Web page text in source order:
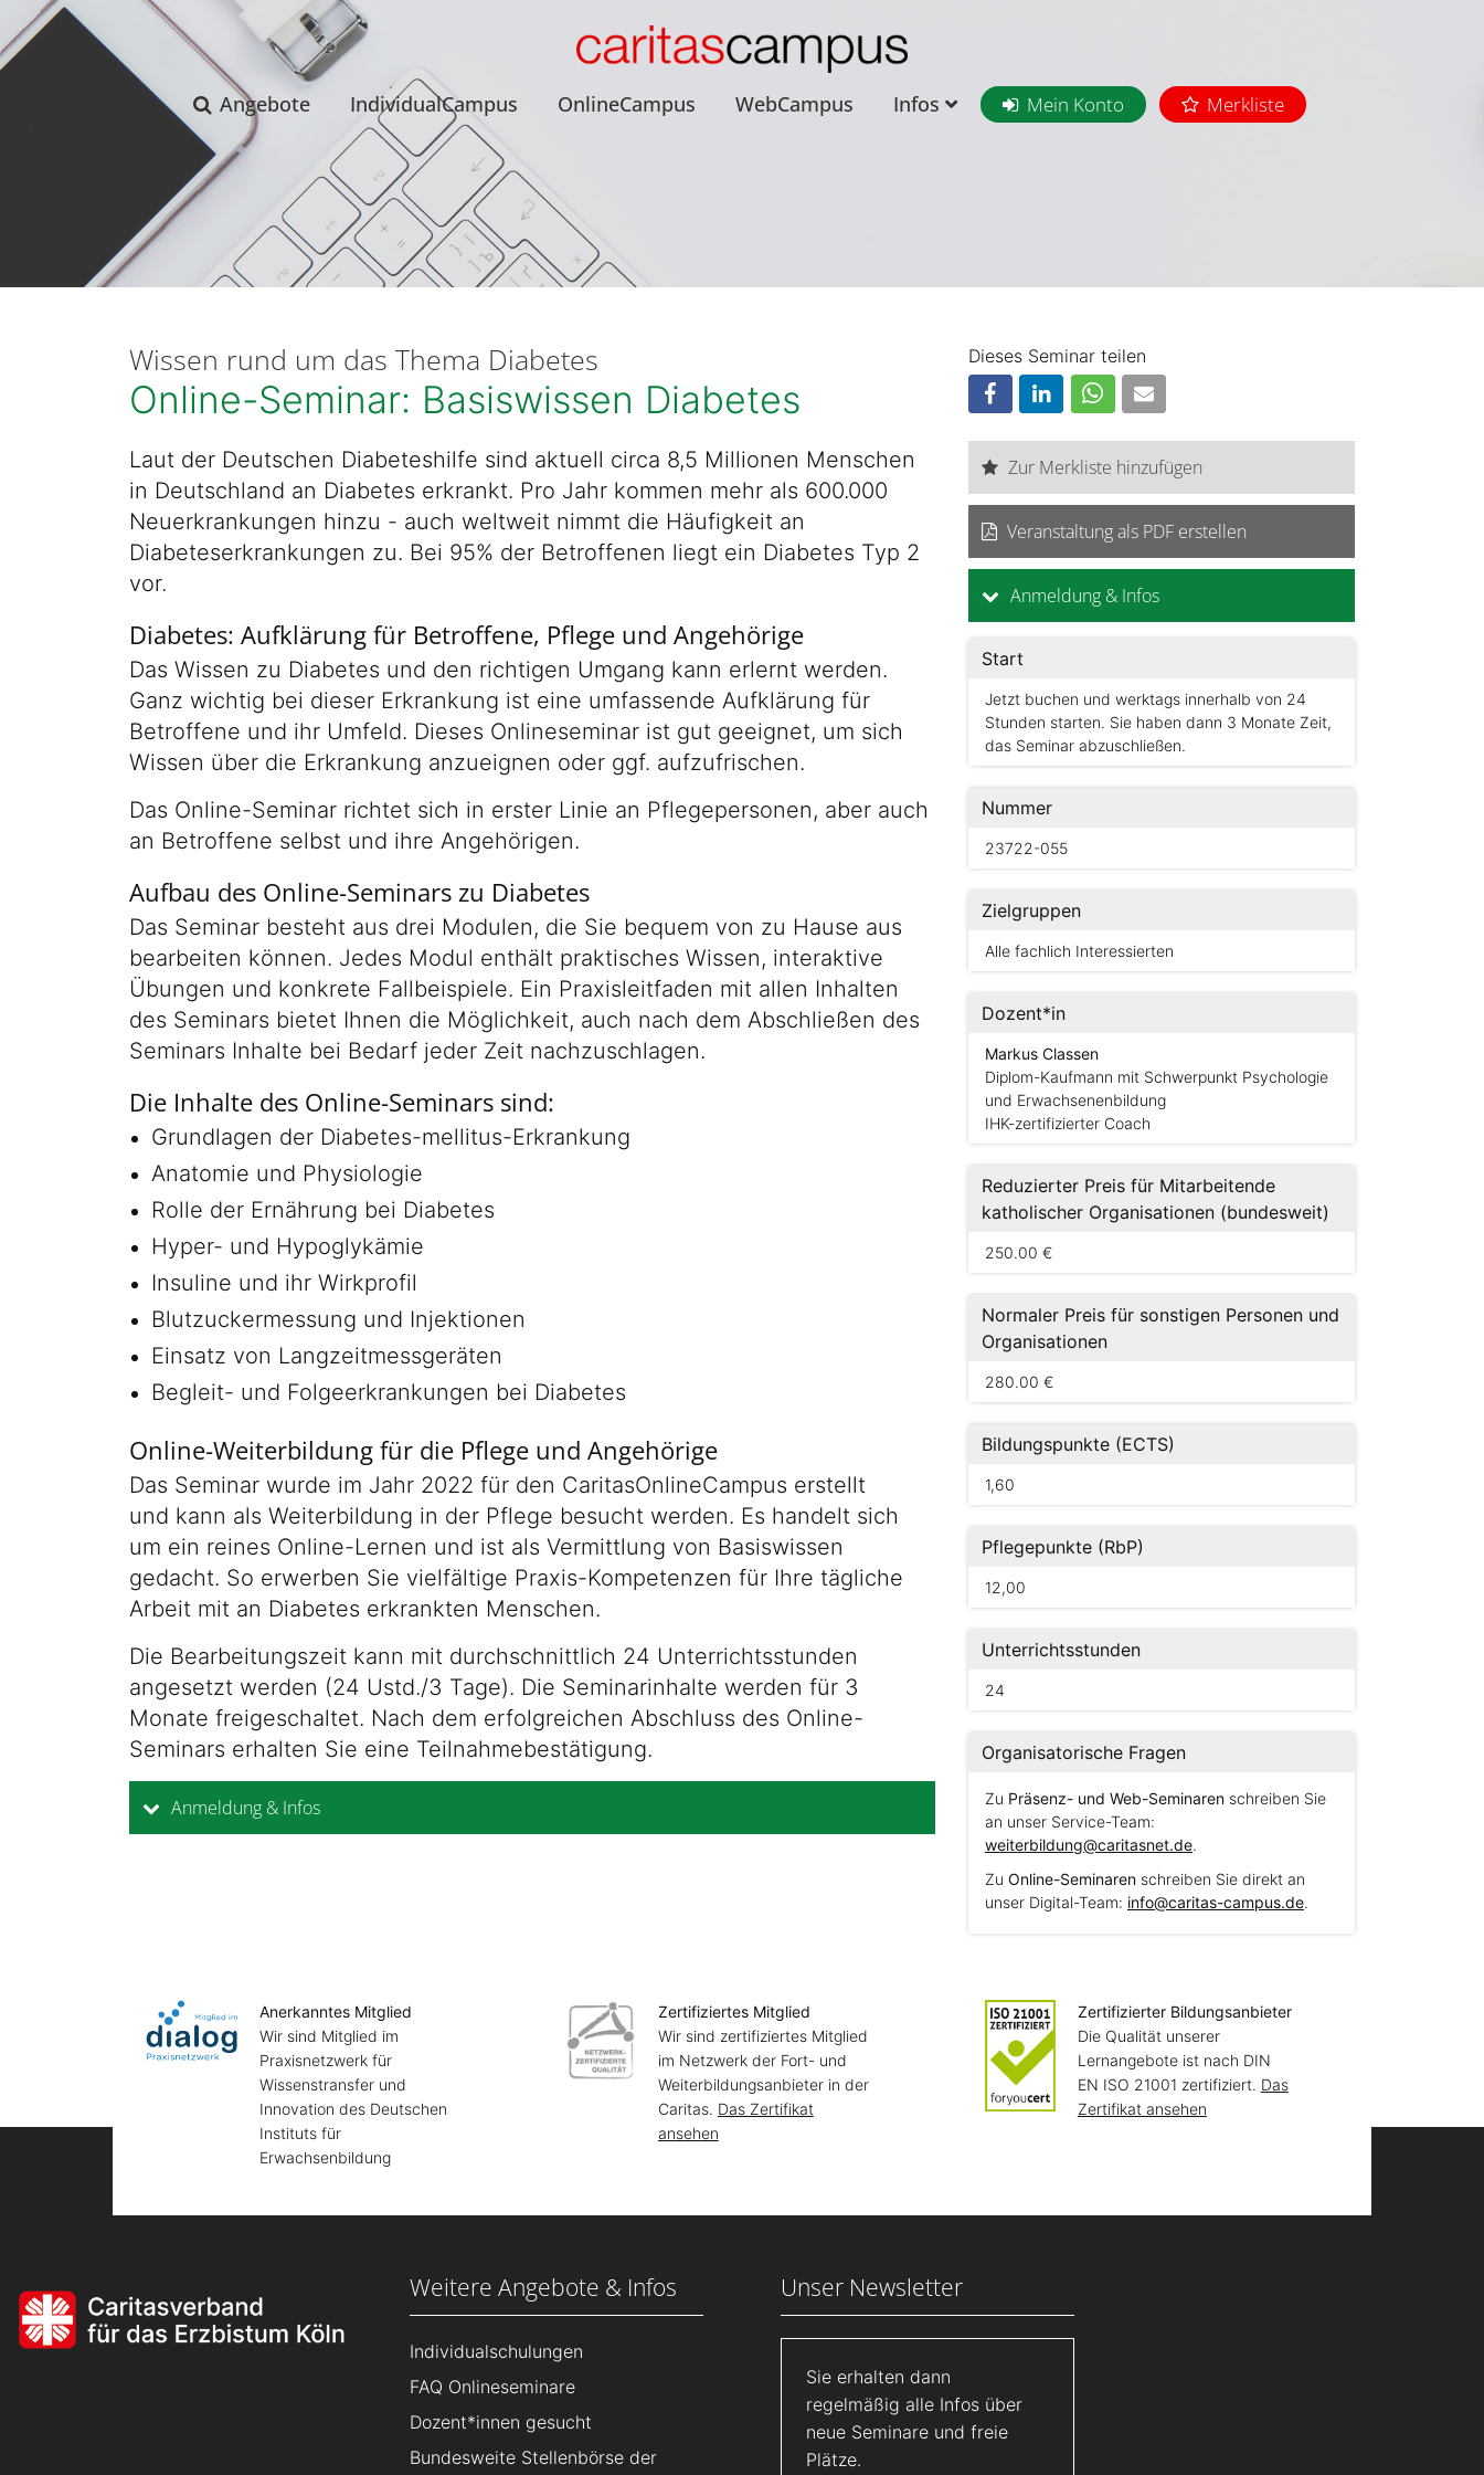
Angebote IndividualCampus OnlineCampus WebCampus Infos Mein Konto Merkliste
Wissen rund um das Thema Diabetes
Online-Seminar: Basiswissen Diabetes
Laut der Deutschen Diabeteshilfe sind aktuell circa 8,5 Millionen Menschen
in Deutschland an Diabetes erkrankt. Pro Jahr kommen mehr als 600.000
Neuerkrankungen hinzu - auch weltweit nimmt die Häufigkeit an
Diabeteserkrankungen zu. Bei 95% der Betroffenen liegt ein Diabetes Typ 2
vor.
Diabetes: Aufklärung für Betroffene, Pflege und Angehörige
Das Wissen zu Diabetes und den richtigen Umgang kann erlernt werden.
Ganz wichtig bei dieser Erkrankung ist eine umfassende Aufklärung für
Betroffene und ihr Umfeld. Dieses Onlineseminar ist gut geeignet, um sich
Wissen über die Erkrankung anzueignen oder ggf. aufzufrischen.
Das Online-Seminar richtet sich in erster Linie an Pflegepersonen, aber auch
an Betroffene selbst und ihre Angehörigen.
Aufbau des Online-Seminars zu Diabetes
Das Seminar besteht aus drei Modulen, die Sie bequem von zu Hause aus
bearbeiten können. Jedes Modul enthält praktisches Wissen, interaktive
Übungen und konkrete Fallbeispiele. Ein Praxisleitfaden mit allen Inhalten
des Seminars bietet Ihnen die Möglichkeit, auch nach dem Abschließen des
Seminars Inhalte bei Bedarf jeder Zeit nachzuschlagen.
Die Inhalte des Online-Seminars sind:
Grundlagen der Diabetes-mellitus-Erkrankung
Anatomie und Physiologie
Rolle der Ernährung bei Diabetes
Hyper- und Hypoglykämie
Insuline und ihr Wirkprofil
Blutzuckermessung und Injektionen
Einsatz von Langzeitmessgeräten
Begleit- und Folgeerkrankungen bei Diabetes
Online-Weiterbildung für die Pflege und Angehörige
Das Seminar wurde im Jahr 2022 für den CaritasOnlineCampus erstellt
und kann als Weiterbildung in der Pflege besucht werden. Es handelt sich
um ein reines Online-Lernen und ist als Vermittlung von Basiswissen
gedacht. So erwerben Sie vielfältige Praxis-Kompetenzen für Ihre tägliche
Arbeit mit an Diabetes erkrankten Menschen.
Die Bearbeitungszeit kann mit durchschnittlich 24 Unterrichtsstunden
angesetzt werden (24 Ustd./3 Tage). Die Seminarinhalte werden für 3
Monate freigeschaltet. Nach dem erfolgreichen Abschluss des Online-
Seminars erhalten Sie eine Teilnahmebestätigung.
Anmeldung & Infos
Dieses Seminar teilen
Zur Merkliste hinzufügen
Veranstaltung als PDF erstellen
Anmeldung & Infos
Start
Jetzt buchen und werktags innerhalb von 24
Stunden starten. Sie haben dann 3 Monate Zeit,
das Seminar abzuschließen.
Nummer
23722-055
Zielgruppen
Alle fachlich Interessierten
Dozent*in
Markus Classen
Diplom-Kaufmann mit Schwerpunkt Psychologie
und Erwachsenenbildung
IHK-zertifizierter Coach
Reduzierter Preis für Mitarbeitende
katholischer Organisationen (bundesweit)
250.00 €
Normaler Preis für sonstigen Personen und
Organisationen
280.00 €
Bildungspunkte (ECTS)
1,60
Pflegepunkte (RbP)
12,00
Unterrichtsstunden
24
Organisatorische Fragen
Zu Präsenz- und Web-Seminaren schreiben Sie
an unser Service-Team:
weiterbildung@caritasnet.de.
Zu Online-Seminaren schreiben Sie direkt an
unser Digital-Team: info@caritas-campus.de.
Anerkanntes Mitglied
Wir sind Mitglied im
Praxisnetzwerk für
Wissenstransfer und
Innovation des Deutschen
Instituts für
Erwachsenbildung
Zertifiziertes Mitglied
Wir sind zertifiziertes Mitglied
im Netzwerk der Fort- und
Weiterbildungsanbieter in der
Caritas. Das Zertifikat
ansehen
Zertifizierter Bildungsanbieter
Die Qualität unserer
Lernangebote ist nach DIN
EN ISO 21001 zertifiziert. Das
Zertifikat ansehen
Weitere Angebote & Infos
Individualschulungen
FAQ Onlineseminare
Dozent*innen gesucht
Bundesweite Stellenbörse der
Unser Newsletter
Sie erhalten dann
regelmäßig alle Infos über
neue Seminare und freie
Plätze.